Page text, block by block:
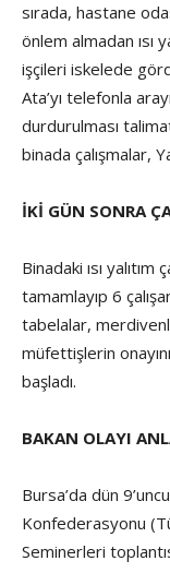
sırada, hastane
önlem almadan ısı
işçileri iskelede
Ata’yı telefonla
durdurulması
binada çalışmalar,
İKİ GÜN SONRA
Binadaki ısı
tamamlayıp 6
tabelalar,
müfettişlerin
başladı.
BAKAN OLAYI
Bursa’da dün
Konfederasyonu
Seminerleri